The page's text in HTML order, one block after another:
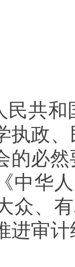
民共
执政
的必
中华
众、
进审